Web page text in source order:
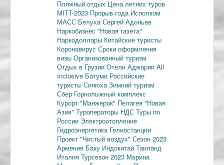
Пляжный отдых Цена летних туров
MITT-2023 Прорыв года Исполком
МАСС Белуха Сергей Адоньев
Наркобизнес "Новая газета"
Наркодоллары Китайские туристы
Коронавирус Сроки оформления
визы Организованный туризм
Отдых в Грузии Отели Аджарии All
Inclusive Батуми Российские
туристы Синюха Зимний туризм
Сбер Горнолыжный комплекс
Курорт "Манжерок" Пелагея "Новая
Азия" Туроператоры НДС Туры по
России Электроотопление
Гидроэнергетика Гелиостанции
Проект "Чистый воздух" Сезон 2023
Армения Баку Индокитай Таиланд
Италия Турсезон 2023 Марина